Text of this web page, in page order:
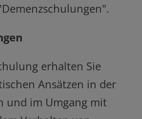
erhalten Sie
Ansätzen in der
und im Umgang mit